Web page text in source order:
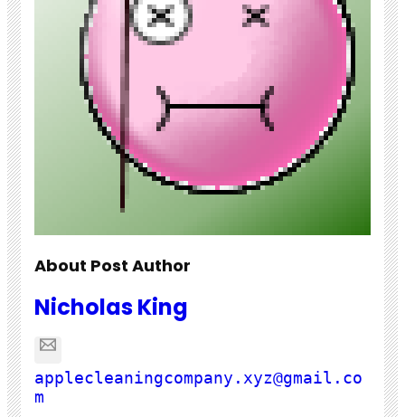
About Post Author
Nicholas King
applecleaningcompany.xyz@gmail.co
m